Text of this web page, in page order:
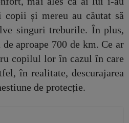
copii și mereu au căutat să
singuri treburile. În plus,
aproape 700 de km. Ce ar
copilul lor în cazul în care
în realitate, descurajarea
de protecție.